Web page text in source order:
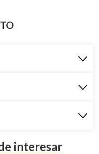
interesar